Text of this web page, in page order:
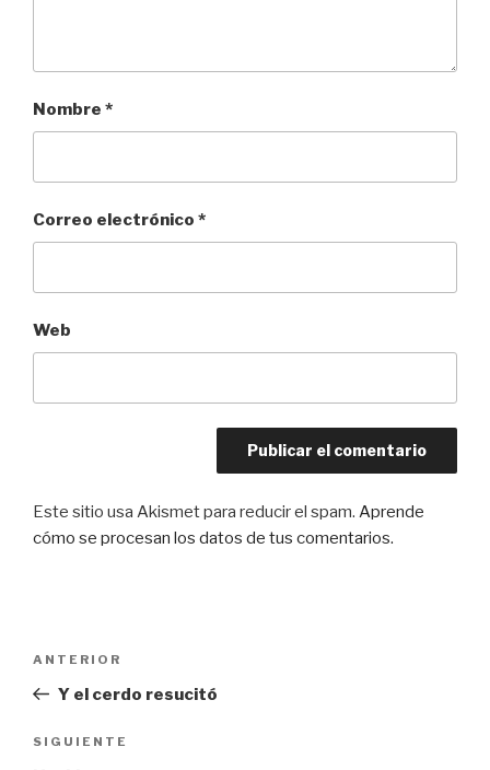
Nombre *
Correo electrónico *
Web
Este sitio usa Akismet para reducir el spam. Aprende
cómo se procesan los datos de tus comentarios.
entradas
Entrada
anterior:
ANTERIOR
Y el cerdo resucitó
Siguiente
SIGUIENTE